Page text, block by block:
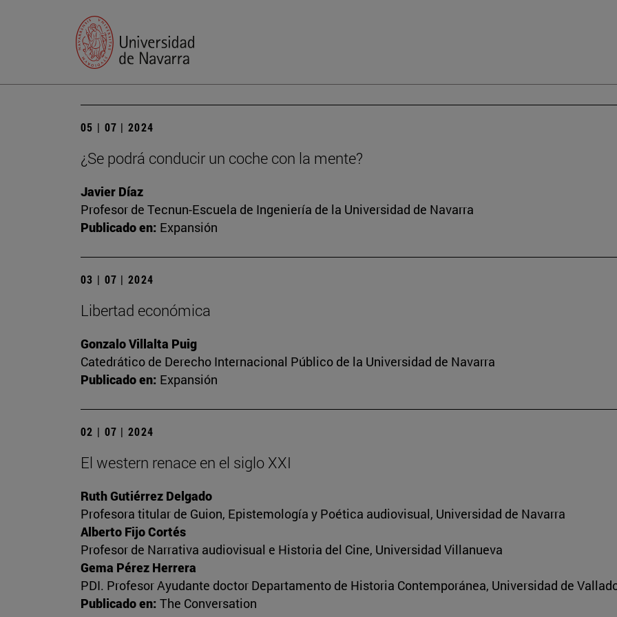
05 | 07 | 2024
¿Se podrá conducir un coche con la mente?
Javier Díaz
Profesor de Tecnun-Escuela de Ingeniería de la Universidad de Navarra
Publicado en: Expansión
03 | 07 | 2024
Libertad económica
Gonzalo Villalta Puig
Catedrático de Derecho Internacional Público de la Universidad de Navarra
Publicado en: Expansión
02 | 07 | 2024
El western renace en el siglo XXI
Ruth Gutiérrez Delgado
Profesora titular de Guion, Epistemología y Poética audiovisual, Universidad de Navarra
Alberto Fijo Cortés
Profesor de Narrativa audiovisual e Historia del Cine, Universidad Villanueva
Gema Pérez Herrera
PDI. Profesor Ayudante doctor Departamento de Historia Contemporánea, Universidad de
Publicado en: The Conversation